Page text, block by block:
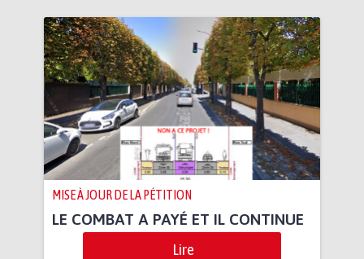
MISE À JOUR DE LA PÉTITION
LE COMBAT A PAYÉ ET IL CONTINUE
Lire